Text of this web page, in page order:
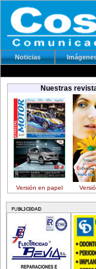
Noticias
Nuestras
Versión en papel